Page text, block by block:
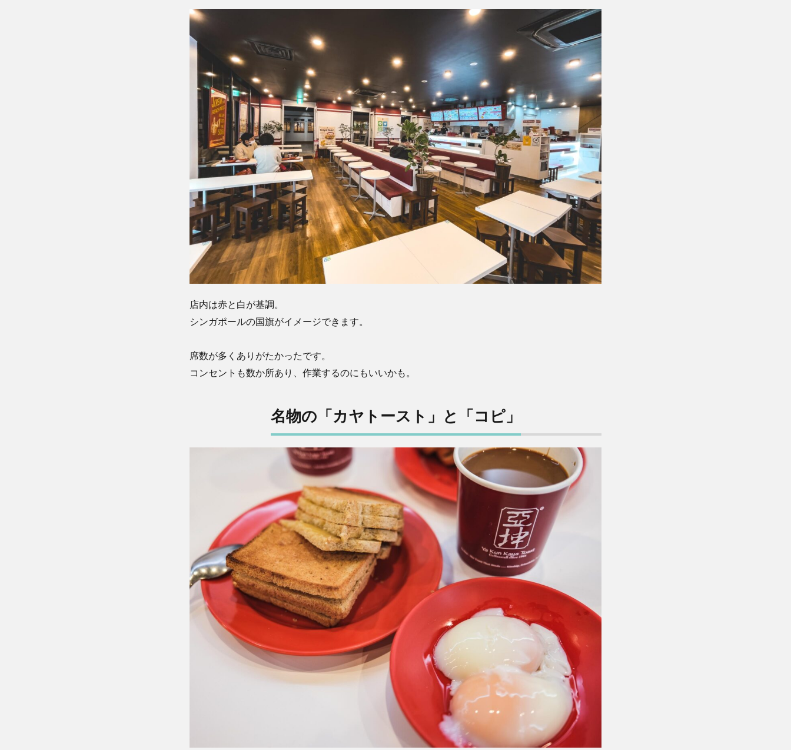
店内は赤と白が基調。
シンガポールの国旗がイメージできます。
席数が多くありがたかったです。
コンセントも数か所あり、作業するのにもいいかも。
名物の「カヤトースト」と「コピ」